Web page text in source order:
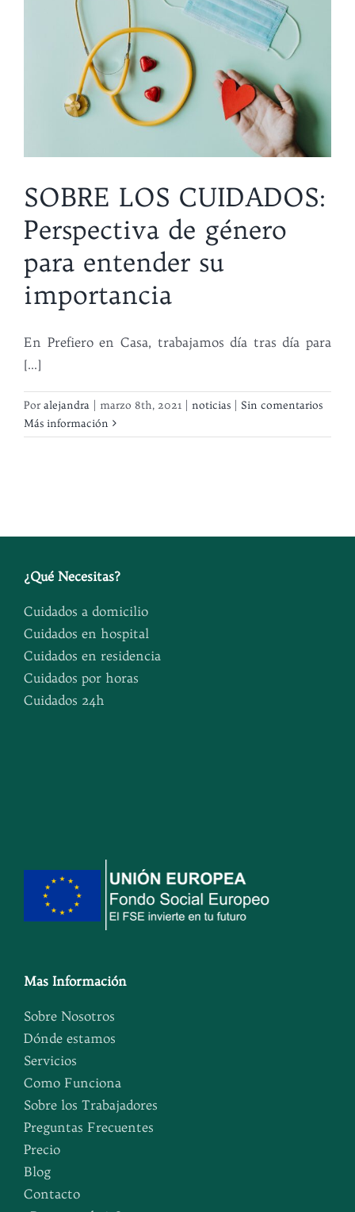
SOBRE LOS CUIDADOS:
Perspectiva de género
para entender su
importancia
En Prefiero en Casa, trabajamos día tras día para
[...]
Poralejandra marzo 8th, 2021 noticias
Sin comentarios
Más información
¿Qué Necesitas?
Cuidados a domicilio
Cuidados en hospital
Cuidados en residencia
Cuidados por horas
Cuidados 24h
Mas Información
Sobre Nosotros
Dónde estamos
Servicios
Como Funciona
Sobre los Trabajadores
Preguntas Frecuentes
Precio
Blog
Contacto